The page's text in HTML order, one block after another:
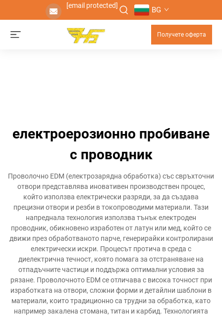
[email protected] BG
Получете оферта
електроерозионно пробиване
с проводник
Проволочно EDM (електрозарядна обработка) със свръхточни
отвори представлява иновативен производствен процес,
който използва електрически разряди, за да създава
прецизни отвори и резби в токопроводими материали. Тази
напреднала технология използва тънък електроден
проводник, обикновено изработен от латун или мед, който се
движи през обработваното парче, генерирайки контролирани
електрически искри. Процесът протича в среда с
диелектрична течност, която помага за отстраняване на
отпадъчните частици и поддържа оптимални условия за
рязане. Проволочното EDM се отличава с висока точност при
изработката на отвори, сложни форми и детайлни шаблони в
материали, които традиционно са трудни за обработка, като
например закалена стомана, титан и карбид. Технологията